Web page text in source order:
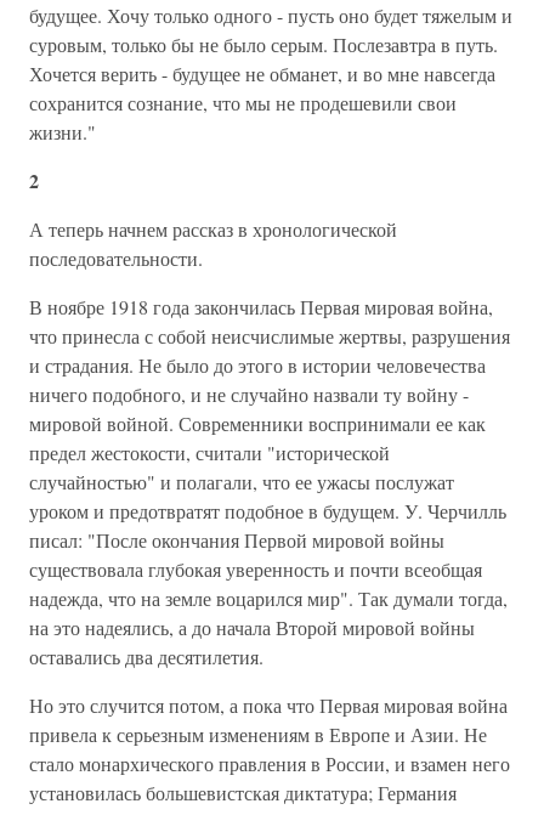
будущее. Хочу только одного - пусть оно будет тяжелым и
суровым, только бы не было серым. Послезавтра в путь.
Хочется верить - будущее не обманет, и во мне навсегда
сохранится сознание, что мы не продешевили свои
жизни."
2
А теперь начнем рассказ в хронологической
последовательности.
В ноябре 1918 года закончилась Первая мировая война,
что принесла с собой неисчислимые жертвы, разрушения
и страдания. Не было до этого в истории человечества
ничего подобного, и не случайно назвали ту войну -
мировой войной. Современники воспринимали ее как
предел жестокости, считали "исторической
случайностью" и полагали, что ее ужасы послужат
уроком и предотвратят подобное в будущем. У. Черчилль
писал: "После окончания Первой мировой войны
существовала глубокая уверенность и почти всеобщая
надежда, что на земле воцарился мир". Так думали тогда,
на это надеялись, а до начала Второй мировой войны
оставались два десятилетия.
Но это случится потом, а пока что Первая мировая война
привела к серьезным изменениям в Европе и Азии. Не
стало монархического правления в России, и взамен него
установилась большевистская диктатура; Германия